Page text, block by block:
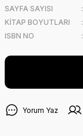
SAYFA SAYISI
KİTAP BOYUTLARI
ISBN NO
Yorum Yaz